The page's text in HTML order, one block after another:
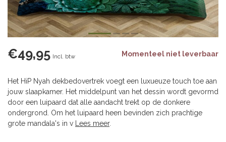
€49,95 Incl. btw Momenteel niet leverbaar
Het HiP Nyah dekbedovertrek voegt een luxueuze touch toe aan
jouw slaapkamer. Het middelpunt van het dessin wordt gevormd
door een luipaard dat alle aandacht trekt op de donkere
ondergrond. Om het luipaard heen bevinden zich prachtige
grote mandala's in v
Lees meer.